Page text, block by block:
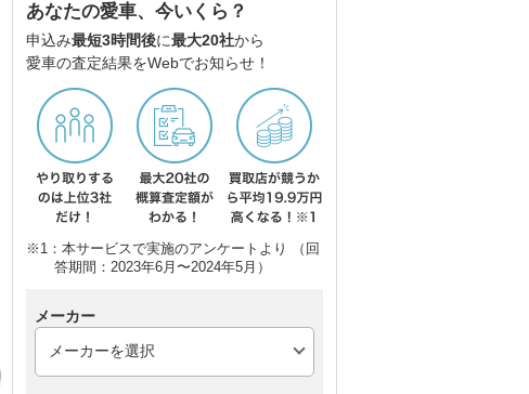
あなたの愛車、今いくら？
申込み最短3時間後に最大20社から
愛車の査定結果をWebでお知らせ！
※1：本サービスで実施のアンケートより （回
答期間：2023年6月〜2024年5月）
メーカー